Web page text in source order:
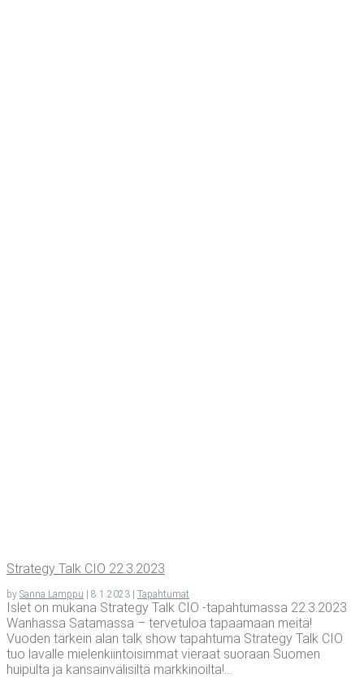
Stra­te­gy Talk CIO 22.3.2023
by Sanna Lamppu | 8.1.2023 | Tapahtumat
Islet on mukana Strategy Talk CIO -tapahtumassa 22.3.2023
Wanhassa Satamassa – tervetuloa tapaamaan meitä!
Vuoden tärkein alan talk show tapahtuma Strategy Talk CIO
tuo lavalle mielenkiintoisimmat vieraat suoraan Suomen
huipulta ja kansainvälisiltä markkinoilta!...